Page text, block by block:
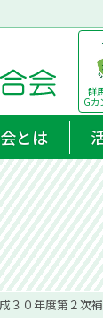
群
Gカ
とは
３０年度第２次補